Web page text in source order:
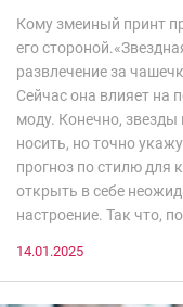
Кому змеиный принт
его
развлечение за
Сейчас она влияет на
моду. Конечно,
носить, но точно
прогноз по стилю для
открыть в себе
настроение. Так что,
14.01.2025